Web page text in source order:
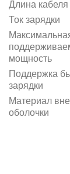
Длина кабеля
Ток зарядки
мощность
Поддержка
зарядки
Материал
оболочки